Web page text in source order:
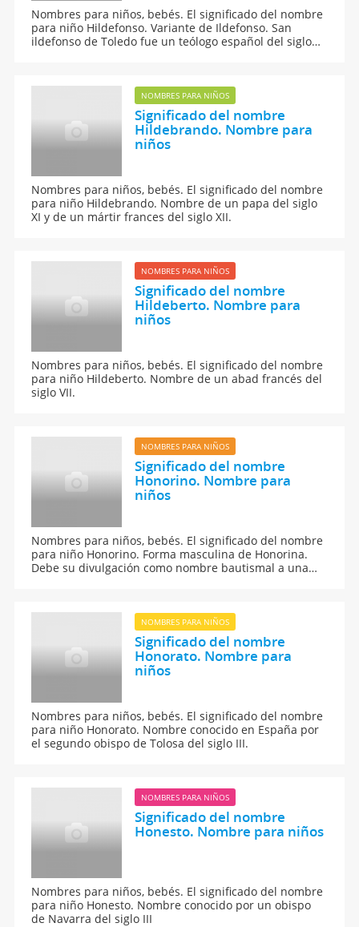
Nombres para niños, bebés. El significado del nombre
para niño Hildefonso. Variante de Ildefonso. San
ildefonso de Toledo fue un teólogo español del siglo
NOMBRES PARA NIÑOS
Significado del nombre
Hildebrando. Nombre para
niños
Nombres para niños, bebés. El significado del nombre
para niño Hildebrando. Nombre de un papa del siglo
XI y de un mártir frances del siglo XII.
NOMBRES PARA NIÑOS
Significado del nombre
Hildeberto. Nombre para
niños
Nombres para niños, bebés. El significado del nombre
para niño Hildeberto. Nombre de un abad francés del
siglo VII.
NOMBRES PARA NIÑOS
Significado del nombre
Honorino. Nombre para
niños
Nombres para niños, bebés. El significado del nombre
para niño Honorino. Forma masculina de Honorina.
Debe su divulgación como nombre bautismal a una
NOMBRES PARA NIÑOS
Significado del nombre
Honorato. Nombre para
niños
Nombres para niños, bebés. El significado del nombre
para niño Honorato. Nombre conocido en España por
el segundo obispo de Tolosa del siglo III.
NOMBRES PARA NIÑOS
Significado del nombre
Honesto. Nombre para niños
Nombres para niños, bebés. El significado del nombre
para niño Honesto. Nombre conocido por un obispo
de Navarra del siglo III